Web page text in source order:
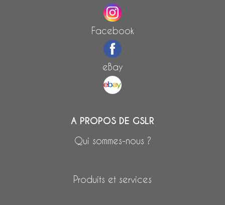
Facebook
eBay
A PROPOS DE GSLR
Qui sommes-nous ?
Produits et services